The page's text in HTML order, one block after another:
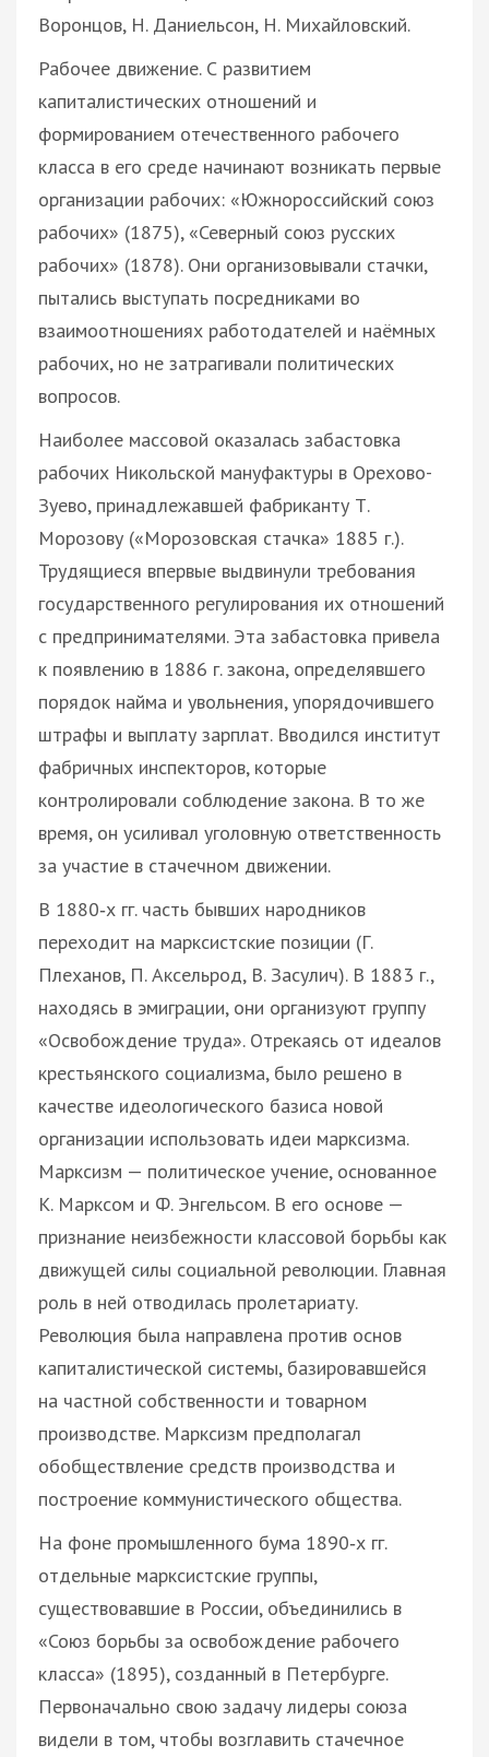
Воронцов, Н. Даниельсон, Н. Михайловский.
Рабочее движение. С развитием
капиталистических отношений и
формированием отечественного рабочего
класса в его среде начинают возникать первые
организации рабочих: «Южнороссийский союз
рабочих» (1875), «Северный союз русских
рабочих» (1878). Они организовывали стачки,
пытались выступать посредниками во
взаимоотношениях работодателей и наёмных
рабочих, но не затрагивали политических
вопросов.
Наиболее массовой оказалась забастовка
рабочих Никольской мануфактуры в Орехово-
Зуево, принадлежавшей фабриканту Т.
Морозову («Морозовская стачка» 1885 г.).
Трудящиеся впервые выдвинули требования
государственного регулирования их отношений
с предпринимателями. Эта забастовка привела
к появлению в 1886 г. закона, определявшего
порядок найма и увольнения, упорядочившего
штрафы и выплату зарплат. Вводился институт
фабричных инспекторов, которые
контролировали соблюдение закона. В то же
время, он усиливал уголовную ответственность
за участие в стачечном движении.
В 1880‑х гг. часть бывших народников
переходит на марксистские позиции (Г.
Плеханов, П. Аксельрод, В. Засулич). В 1883 г.,
находясь в эмиграции, они организуют группу
«Освобождение труда». Отрекаясь от идеалов
крестьянского социализма, было решено в
качестве идеологического базиса новой
организации использовать идеи марксизма.
Марксизм — политическое учение, основанное
К. Марксом и Ф. Энгельсом. В его основе —
признание неизбежности классовой борьбы как
движущей силы социальной революции. Главная
роль в ней отводилась пролетариату.
Революция была направлена против основ
капиталистической системы, базировавшейся
на частной собственности и товарном
производстве. Марксизм предполагал
обобществление средств производства и
построение коммунистического общества.
На фоне промышленного бума 1890‑х гг.
отдельные марксистские группы,
существовавшие в России, объединились в
«Союз борьбы за освобождение рабочего
класса» (1895), созданный в Петербурге.
Первоначально свою задачу лидеры союза
видели в том, чтобы возглавить стачечное